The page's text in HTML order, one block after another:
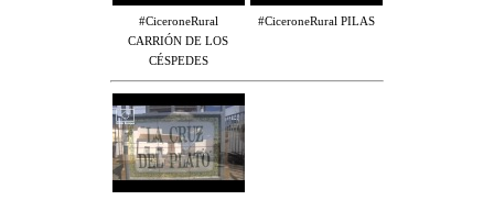
#CiceroneRural
CARRIÓN DE LOS
CÉSPEDES
#CiceroneRural PILAS